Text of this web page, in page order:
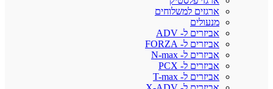
ארגזים למשלוחים
מנעולים
אביזרים ל- ADV
אביזרים ל- FORZA
אביזרים ל- N-max
אביזרים ל- PCX
אביזרים ל- T-max